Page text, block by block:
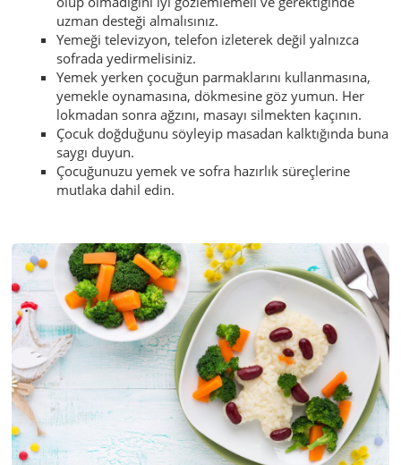
uzman desteği almalısınız.
Yemeği televizyon, telefon izleterek değil yalnızca
sofrada yedirmelisiniz.
Yemek yerken çocuğun parmaklarını kullanmasına,
yemekle oynamasına, dökmesine göz yumun. Her
lokmadan sonra ağzını, masayı silmekten kaçının.
Çocuk doğduğunu söyleyip masadan kalktığında buna
saygı duyun.
Çocuğunuzu yemek ve sofra hazırlık süreçlerine
mutlaka dahil edin.